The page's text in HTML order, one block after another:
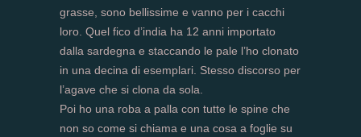
grasse, sono bellissime e vanno per i cacchi
loro. Quel fico d’india ha 12 anni importato
dalla sardegna e staccando le pale l’ho clonato
in una decina di esemplari. Stesso discorso per
l’agave che si clona da sola.
Poi ho una roba a palla con tutte le spine che
non so come si chiama e una cosa a foglie su